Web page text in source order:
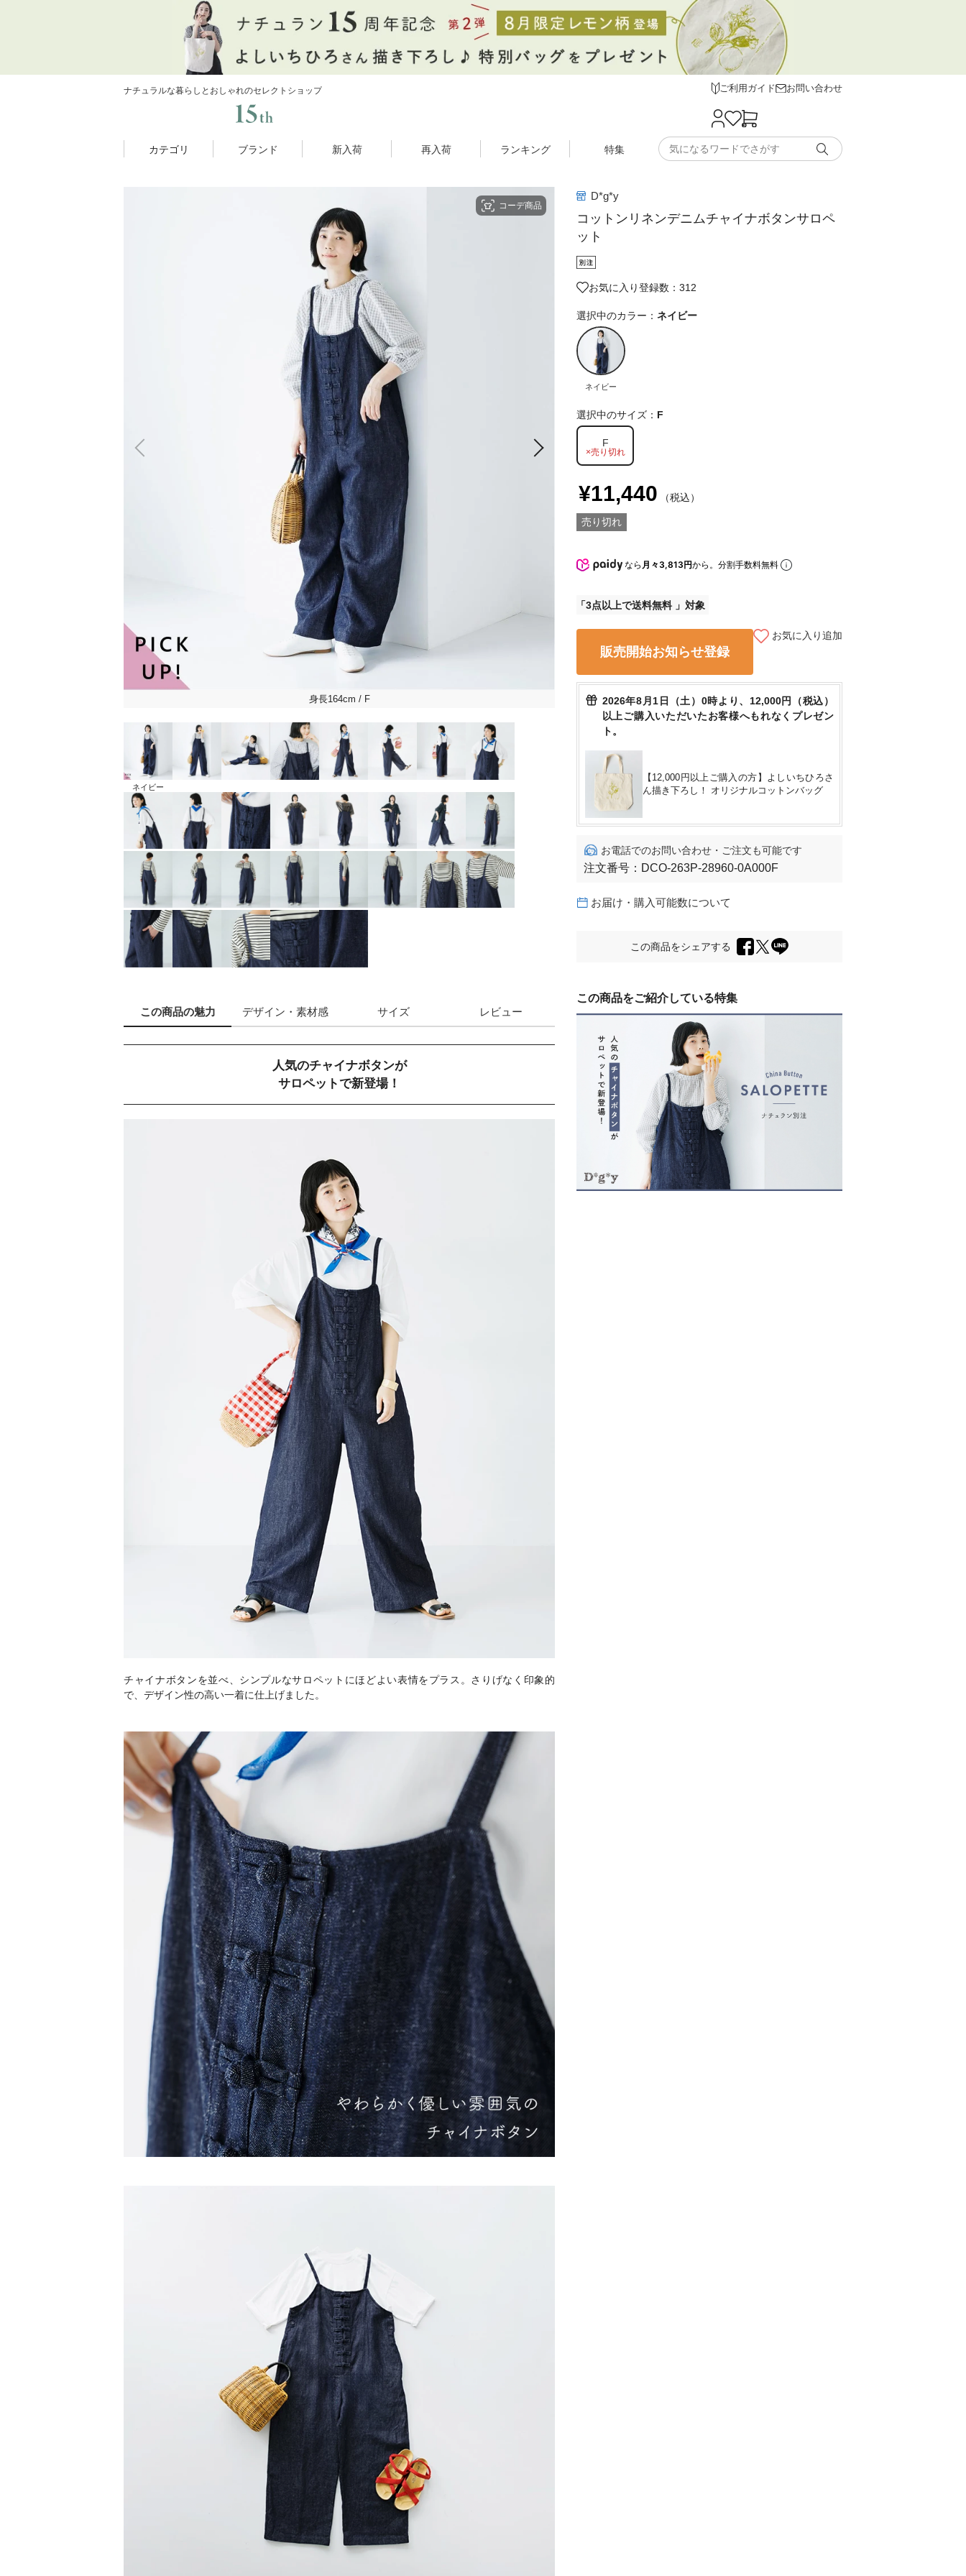
ナチュラルな暮らしとおしゃれのセレクトショップ ご利用ガイド お問い合わせ
カテゴリ ブランド 新入荷 再入荷 ランキング 特集
コーデ商品
身長164cm / F 身長164cm/ F
ネイビー
D*g*y
コットンリネンデニムチャイナボタンサロペ
ット
お気に入り登録数：312
選択中のカラー： ネイビー
ネイビー
選択中のサイズ： F
F
×売り切れ
¥11,440 （税込）
売り切れ
なら 月々3,813円から。分割手数料無料
3点以上で送料無料
販売開始お知らせ登録
お気に入り追加
2026年8月1日（土）0時より、12,000円（税込）
以上ご購入いただいたお客様へもれなくプレゼン
ト。
【12,000円以上ご購入の方】よしいちひろさ
ん描き下ろし！ オリジナルコットンバッグ
お電話でのお問い合わせ・ご注文も可能です
注文番号： DCO-263P-28960-0A000F
お届け・購入可能数について
この商品をシェアする
この商品をご紹介している特集
この商品の魅力 デザイン ・素材感 サイズ レビュー
人気のチャイナボタンが
サロペットで新登場！
チャイナボタンを並べ、シンプルなサロペットにほどよい表情をプラス。さりげなく印象的
で、デザイン性の高い一着に仕上げました。